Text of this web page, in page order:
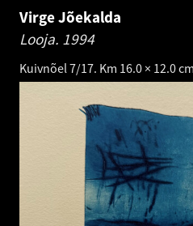
Virge Jõekalda
Looja. 1994
Kuivnõel 7/17. Km 16.0 × 12.0 cm